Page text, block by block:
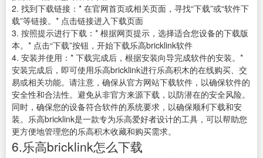
2. 找到下载链接：* 在官网首页或相关页面，寻找“下载”或“软件下
载”等链接。* 点击链接进入下载页面
3. 按照提示进行下载：* 根据网页提示，选择适合您设备的下载版
本。* 点击“下载”按钮，开始下载乐高bricklink软件
4. 安装并使用：* 下载完成后，根据安装向导完成软件的安装。*
安装完成后，即可使用乐高bricklink进行乐高积木的在线购买、交
易或相关功能。请注意，确保从官方网站下载软件，以确保软件的
安全性和合法性。避免从非官方来源下载，以防潜在的安全风险。
同时，确保您的设备符合软件的系统要求，以确保顺利下载和安
装。乐高bricklink是一款专为乐高爱好者设计的工具，可以帮助您
更方便地管理您的乐高积木收藏和购买需求。
6.乐高bricklink怎么下载